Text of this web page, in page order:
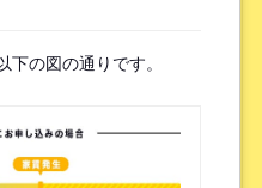
れている方はお選び下さい。
の図の通りです。